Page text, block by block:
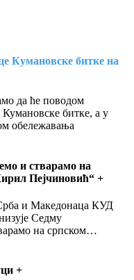
Кумановске битке на
да ће поводом
битке, а у
обележавања
и стварамо на
Пејчиновић“ +
и Македонаца КУД
Седму
на српском…
+